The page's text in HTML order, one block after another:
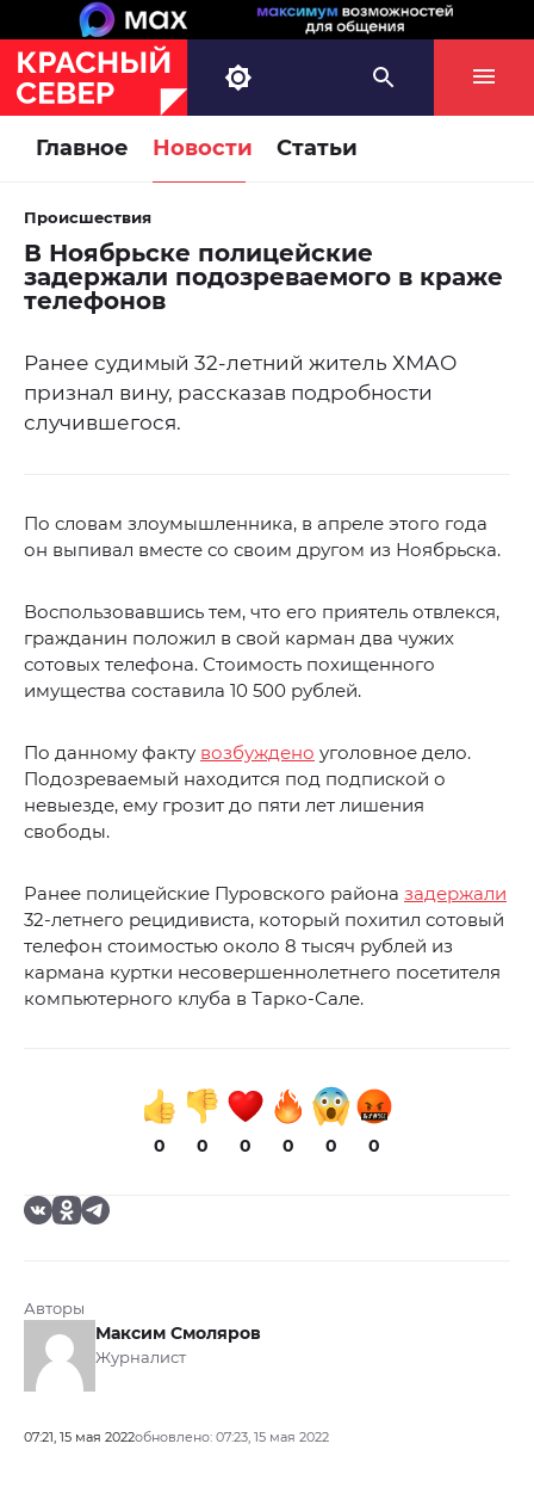
Главное Новости Статьи
Происшествия
В Ноябрьске полицейские
задержали подозреваемого в краже
телефонов
Ранее судимый 32-летний житель ХМАО
признал вину, рассказав подробности
случившегося.
По словам злоумышленника, в апреле этого года
он выпивал вместе со своим другом из Ноябрьска.
Воспользовавшись тем, что его приятель отвлекся,
гражданин положил в свой карман два чужих
сотовых телефона. Стоимость похищенного
имущества составила 10 500 рублей.
По данному факту возбуждено уголовное дело.
Подозреваемый находится под подпиской о
невыезде, ему грозит до пяти лет лишения
свободы.
Ранее полицейские Пуровского района задержали
32-летнего рецидивиста, который похитил сотовый
телефон стоимостью около 8 тысяч рублей из
кармана куртки несовершеннолетнего посетителя
компьютерного клуба в Тарко-Сале.
0 0 0 0 0 0
Авторы
Максим Смоляров
Журналист
07:21, 15 мая 2022обновлено: 07:23, 15 мая 2022